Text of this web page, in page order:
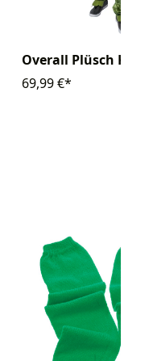
Overall Plüsch
69,99 €*